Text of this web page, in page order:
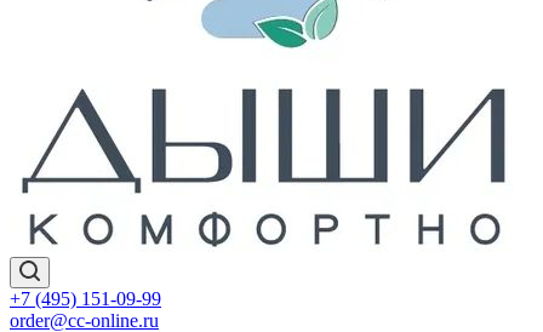
+7 (495) 151-09-99
order@cc-online.ru